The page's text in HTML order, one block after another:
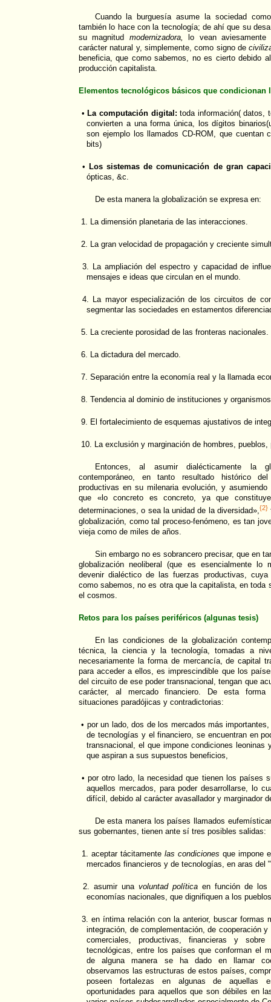
Cuando la burguesía asume la sociedad
también lo hace con la tecnología; de ahí que su
su magnitud modernizadora,
lo vean aviesamente
carácter natural y, simplemente, como signo de
beneficia, que como sabemos, no es cierto debido
producción capitalista.
Elementos tecnológicos básicos que condicionan
• La computación digital: toda información( datos,
convierten a una forma única, los dígitos
son ejemplo los llamados CD-ROM, que cuentan
bits)
• Los sistemas de comunicación de gran
ópticas, &c.
De esta manera la globalización se expresa en:
1. La dimensión planetaria de las interacciones.
2. La gran velocidad de propagación y creciente
3. La ampliación del espectro y capacidad de
mensajes e ideas que circulan en el mundo.
4. La mayor especialización de los circuitos de
segmentar las sociedades en estamentos
5. La creciente porosidad de las fronteras nacionales.
6. La dictadura del mercado.
7. Separación entre la economía real y la llamada
8. Tendencia al dominio de instituciones y
9. El fortalecimiento de esquemas ajustativos de
10. La exclusión y marginación de hombres,
Entonces, al asumir dialécticamente la
contemporáneo, en tanto resultado histórico
productivas en su milenaria evolución, y
que «lo concreto es concreto, ya que
determinaciones, o sea la unidad de la diversidad»,{2}
globalización, como tal proceso-fenómeno, es tan
vieja como de miles de años.
Sin embargo no es sobrancero precisar, que en
globalización neoliberal (que es esencialmente lo
devenir dialéctico de las fuerzas productivas, cuya
como sabemos, no es otra que la capitalista, en toda
el cosmos.
Retos para los países periféricos (algunas tesis)
En las condiciones de la globalización
técnica, la ciencia y la tecnología, tomadas a
necesariamente la forma de mercancía, de capital
para acceder a ellos, es imprescindible que los
del circuito de ese poder transnacional, tengan que
carácter, al mercado financiero. De esta
situaciones paradójicas y contradictorias:
• por un lado, dos de los mercados más
de tecnologías y el financiero, se encuentran en
transnacional, el que impone condiciones leoninas
que aspiran a sus supuestos beneficios,
• por otro lado, la necesidad que tienen los países
aquellos mercados, para poder desarrollarse, lo
difícil, debido al carácter avasallador y marginador
De esta manera los países llamados
sus gobernantes, tienen ante sí tres posibles salidas:
1. aceptar tácitamente las condiciones que impone
mercados financieros y de tecnologías, en aras del
2. asumir una voluntad política en función de los
economías nacionales, que dignifiquen a los
3. en íntima relación con la anterior, buscar formas
integración, de complementación, de cooperación
comerciales, productivas, financieras y
tecnológicas, entre los países que conforman el
de alguna manera se ha dado en llamar
observamos las estructuras de estos países,
poseen fortalezas en algunas de aquellas
oportunidades para aquellos que son débiles en